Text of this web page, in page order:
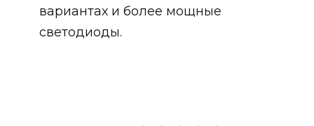
вариантах и более мощные
светодиоды.